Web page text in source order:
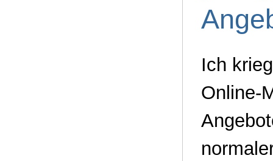
Ich
Online-